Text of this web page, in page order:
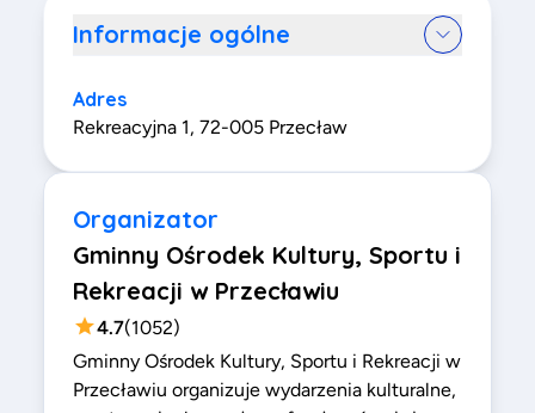
Informacje ogólne
Adres
Rekreacyjna 1, 72-005 Przecław
Organizator
Gminny Ośrodek Kultury, Sportu i
Rekreacji w Przecławiu
4.7(1052)
Gminny Ośrodek Kultury, Sportu i Rekreacji w
Przecławiu organizuje wydarzenia kulturalne,